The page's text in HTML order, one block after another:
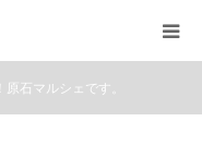
石マルシェです。